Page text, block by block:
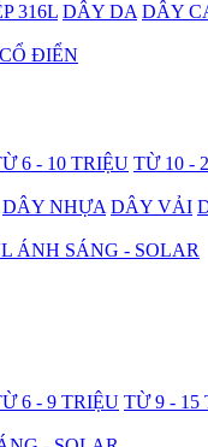
316L DÂY DA DÂY
ĐIỂN
6 - 10 TRIỆU TỪ 10 -
DÂY NHỰA DÂY VẢI
ÁNH SÁNG - SOLAR
6 - 9 TRIỆU TỪ 9 - 15